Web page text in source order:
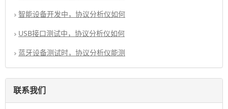
智能设备开发中，协议分析仪如何
USB接口测试中，协议分析仪如何
蓝牙设备测试时，协议分析仪能测
联系我们